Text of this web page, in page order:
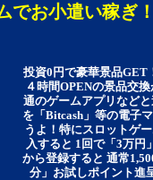
でお小遣い稼ぎ！
投資0円で豪華景品GET
４時間OPENの景品交
通のゲームアプリなど
を「Bitcash」等の電子
うよ！特にスロットゲ
入すると 1回で「3万円
から登録すると 通常
分」お試しポイント進